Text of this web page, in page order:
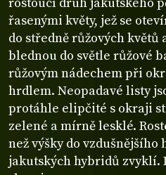
řasenými květy, jež se
do středně růžových květů
blednou do světle růžové
růžovým nádechem při
hrdlem. Neopadavé listy
protáhle elipčité s okraji
zelené a mírně lesklé.
než výšky do vzdušnějšího
jakutských hybridů zvyklí.